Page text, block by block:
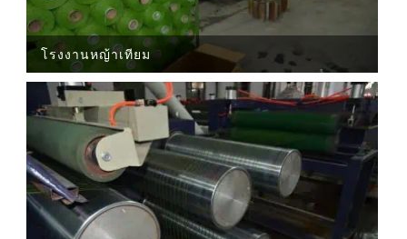
โรงงานหญ้าเทียม